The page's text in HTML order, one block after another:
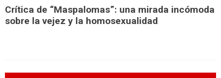
Crítica de “Maspalomas”: una mirada incómoda
sobre la vejez y la homosexualidad